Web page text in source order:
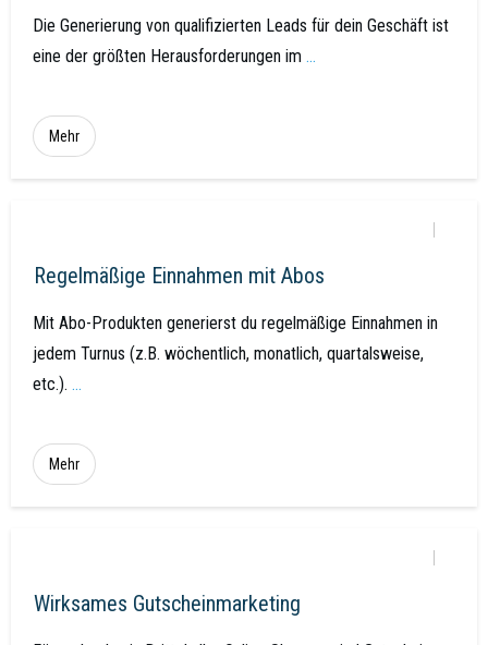
Die Generierung von qualifizierten Leads für dein Geschäft ist
eine der größten Herausforderungen im ...
Mehr
Regelmäßige Einnahmen mit Abos
Mit Abo-Produkten generierst du regelmäßige Einnahmen in
jedem Turnus (z.B. wöchentlich, monatlich, quartalsweise,
etc.). ...
Mehr
Wirksames Gutscheinmarketing